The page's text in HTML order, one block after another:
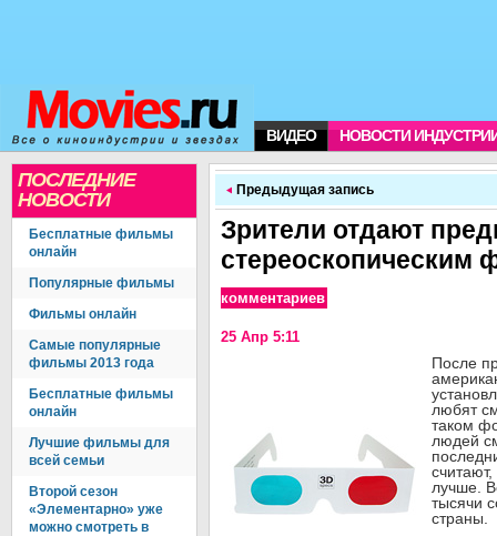
ВИДЕО НОВОСТИ
ПОСЛЕДНИЕ
НОВОСТИ
Бесплатные фильмы
онлайн
Популярные фильмы
Фильмы онлайн
Самые популярные
фильмы 2013 года
Бесплатные фильмы
онлайн
Лучшие фильмы для
всей семьи
Второй сезон
«Элементарно» уже
можно смотреть в
Предыдущая запись
Зрители отдают
стереоскопическим
комментариев
25 Апр 5:11
После
любят
таком
людей
лучше.
тысячи
страны.